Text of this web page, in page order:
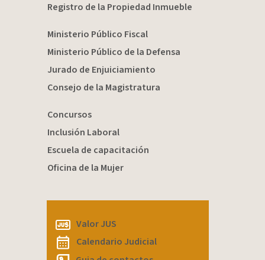
Registro de la Propiedad Inmueble
Ministerio Público Fiscal
Ministerio Público de la Defensa
Jurado de Enjuiciamiento
Consejo de la Magistratura
Concursos
Inclusión Laboral
Escuela de capacitación
Oficina de la Mujer
Valor JUS
Calendario Judicial